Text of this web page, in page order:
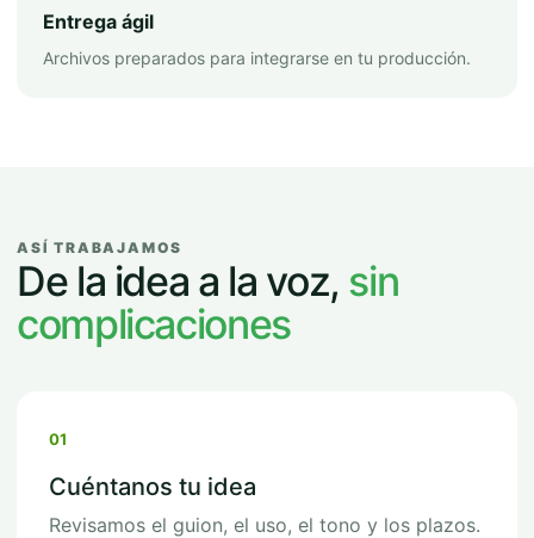
Entrega ágil
Archivos preparados para integrarse en tu producción.
ASÍ TRABAJAMOS
De la idea a la voz, sin
complicaciones
01
Cuéntanos tu idea
Revisamos el guion, el uso, el tono y los plazos.